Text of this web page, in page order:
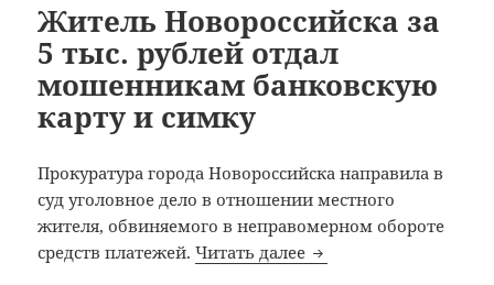
Житель Новороссийска за
5 тыс. рублей отдал
мошенникам банковскую
карту и симку
Прокуратура города Новороссийска направила в
суд уголовное дело в отношении местного
жителя, обвиняемого в неправомерном обороте
средств платежей.Читать далее Житель